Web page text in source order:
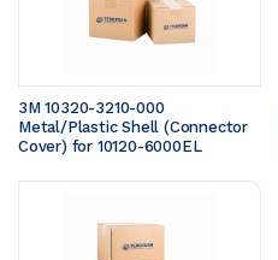
3M 10320-3210-000
Metal/Plastic Shell (Connector
Cover) for 10120-6000EL